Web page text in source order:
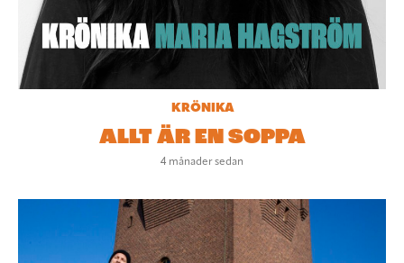
KRÖNIKA
ALLT ÄR EN SOPPA
4 månader sedan